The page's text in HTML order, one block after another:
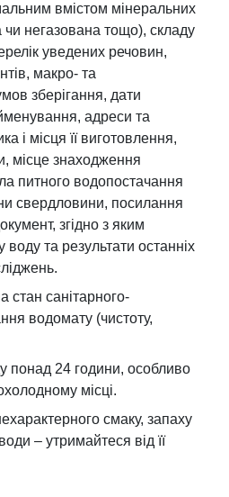
вмістом мінеральних
чи негазована тощо), складу
уведених речовин,
макро- та
зберігання, дати
адреси та
і місця її виготовлення,
місце знаходження
питного водопостачання
свердловини, посилання
згідно з яким
воду та результати останніх
стан санітарного-
водомату (чистоту,
понад 24 години, особливо
місці.
смаку, запаху
– утримайтеся від її